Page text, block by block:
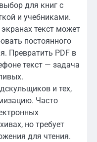
для книг с
и учебниками.
текст может
постоянного
Превратить PDF в
текст — задача
и тех,
Часто
но требует
для чтения.